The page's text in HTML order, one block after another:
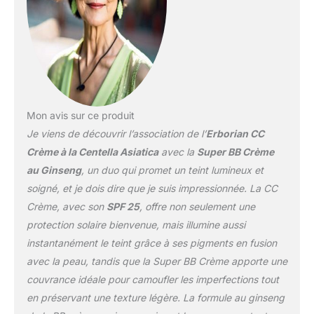
et améliore la texture et la
qualité de votre peau.
Douce et éclatante, la
finition légère de ce
correcteur de teint
Erborian est très
herbes utilisées dans les
soins de la peau coréen :
le ginseng, avec ses
bienfaits lissants et
niacinamide pour réduire
les imperfections ; anti-
inflammatoires réglisse et
gingembre et contre les
effet apaisant ; le dioxyde
Mon avis sur ce produit
Je viens de découvrir l’association de l’Erborian CC
Crème à la Centella Asiaticaavec la Super BB Crème
au Ginseng, un duo qui promet un teint lumineux et
soigné, et je dois dire que je suis impressionnée. La CC
Crème, avec son SPF 25, offre non seulement une
protection solaire bienvenue, mais illumine aussi
instantanément le teint grâce à ses pigments en fusion
avec la peau, tandis que la Super BB Crème apporte une
couvrance idéale pour camoufler les imperfections tout
en préservant une texture légère. La formule au ginseng